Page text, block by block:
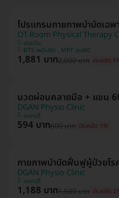
โปรแกรมกายภาพบำบัดเฉ
OT Room Physical Therapy
ปทุมวัน
BTS เพลินจิต , MRT ลุมพินี
1,881 บาท2,000 บาท ประหยัด
นวดผ่อนคลายมือ + แขน
DGAN Physio Clinic
นนทบุรี
594 บาท600 บาท ประหยัด 1%
กายภาพบำบัดฟื้นฟูผู้ป่วยโ
DGAN Physio Clinic
นนทบุรี
1,188 บาท1,500 บาท ประหยัด